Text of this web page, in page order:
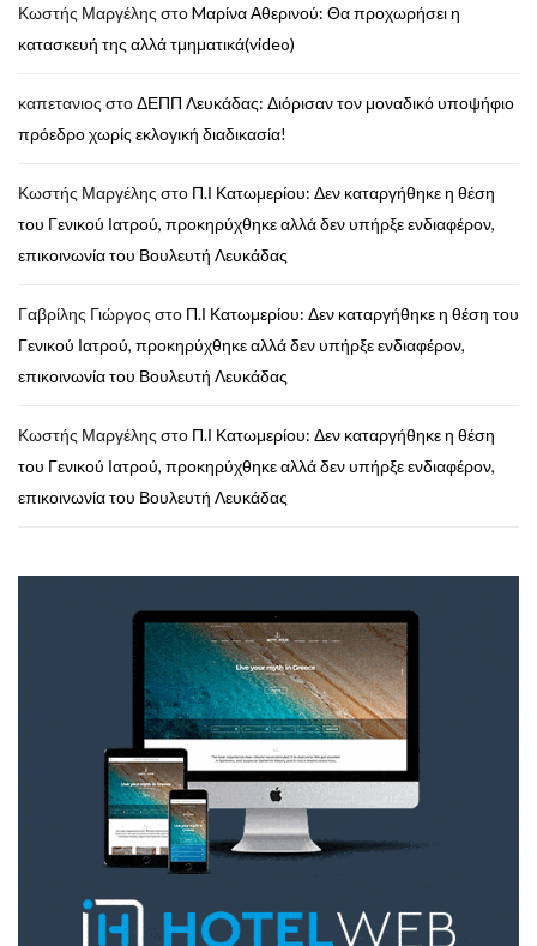
Κωστής Μαργέλης στοMαρίνα Αθερινού: Θα προχωρήσει η
κατασκευή της αλλά τμηματικά(video)
καπετανιος στοΔΕΠΠ Λευκάδας: Διόρισαν τον μοναδικό υποψήφιο
πρόεδρο χωρίς εκλογική διαδικασία!
Κωστής Μαργέλης στο Π.Ι Κατωμερίου: Δεν καταργήθηκε η θέση
του Γενικού Ιατρού, προκηρύχθηκε αλλά δεν υπήρξε ενδιαφέρον,
επικοινωνία του Βουλευτή Λευκάδας
Γαβρίλης Γιώργος στο Π.Ι Κατωμερίου: Δεν καταργήθηκε η θέση του
Γενικού Ιατρού, προκηρύχθηκε αλλά δεν υπήρξε ενδιαφέρον,
επικοινωνία του Βουλευτή Λευκάδας
Κωστής Μαργέλης στο Π.Ι Κατωμερίου: Δεν καταργήθηκε η θέση
του Γενικού Ιατρού, προκηρύχθηκε αλλά δεν υπήρξε ενδιαφέρον,
επικοινωνία του Βουλευτή Λευκάδας